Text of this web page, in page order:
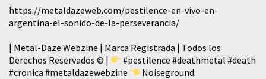
https://metaldazeweb.com/pestilence-en-vivo-en-
argentina-el-sonido-de-la-perseverancia/
| Metal-Daze Webzine | Marca Registrada | Todos los
Derechos Reservados © |
#pestilence #deathmetal #death
#cronica #metaldazewebzine Noiseground